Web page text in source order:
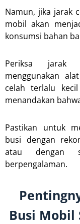
Namun, jika jarak
mobil akan
konsumsi bahan
Periksa jarak
menggunakan
celah terlalu
menandakan
Pastikan untuk
busi dengan
atau dengan
berpengalaman.
Busi Mobil